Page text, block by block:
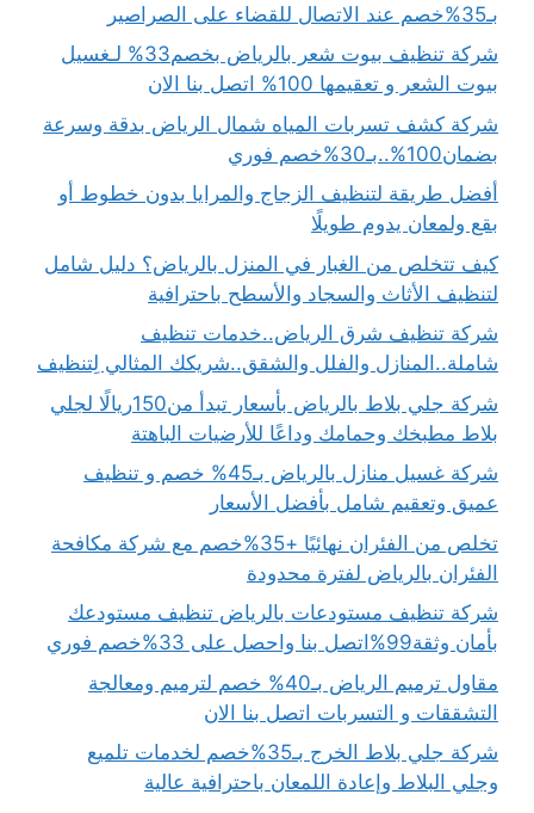
بـ35%خصم عند الاتصال للقضاء على الصراصير
شركة تنظيف بيوت شعر بالرياض بخصم33% لـغسيل
بيوت الشعر و تعقيمها 100% اتصل بنا الان
شركة كشف تسربات المياه شمال الرياض بدقة وسرعة
بضمان100%..بـ30%خصم فوري
أفضل طريقة لتنظيف الزجاج والمرايا بدون خطوط أو
بقع ولمعان يدوم طويلًا
كيف تتخلص من الغبار في المنزل بالرياض؟ دليل شامل
لتنظيف الأثاث والسجاد والأسطح باحترافية
شركة تنظيف شرق الرياض..خدمات تنظيف
شاملة..المنازل والفلل والشقق..شريكك المثالي لِتنظيف
شركة جلي بلاط بالرياض بأسعار تبدأ من150ريالًا لجلي
بلاط مطبخك وحمامك وداعًا للأرضيات الباهتة
شركة غسيل منازل بالرياض بـ45% خصم و تنظيف
عميق وتعقيم شامل بأفضل الأسعار
تخلص من الفئران نهائيًا +35%خصم مع شركة مكافحة
الفئران بالرياض لفترة محدودة
شركة تنظيف مستودعات بالرياض تنظيف مستودعك
بأمان وثقة99%اتصل بنا واحصل على 33%خصم فوري
مقاول ترميم الرياض بـ40% خصم لترميم ومعالجة
التشققات و التسربات اتصل بنا الان
شركة جلي بلاط الخرج بـ35%خصم لخدمات تلميع
وجلي البلاط وإعادة اللمعان باحترافية عالية